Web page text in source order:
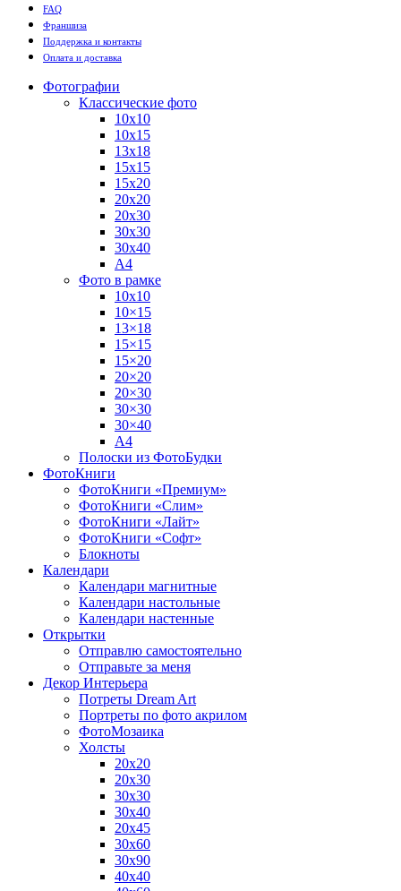
FAQ
Франшиза
Поддержка и контакты
Оплата и доставка
Фотографии
Классические фото
10х10
10х15
13х18
15х15
15х20
20х20
20х30
30х30
30х40
А4
Фото в рамке
10х10
10×15
13×18
15×15
15×20
20×20
20×30
30×30
30×40
A4
Полоски из ФотоБудки
ФотоКниги
ФотоКниги «Премиум»
ФотоКниги «Слим»
ФотоКниги «Лайт»
ФотоКниги «Софт»
Блокноты
Календари
Календари магнитные
Календари настольные
Календари настенные
Открытки
Отправлю самостоятельно
Отправьте за меня
Декор Интерьера
Потреты Dream Art
Портреты по фото акрилом
ФотоМозаика
Холсты
20х20
20х30
30х30
30х40
20х45
30х60
30х90
40х40